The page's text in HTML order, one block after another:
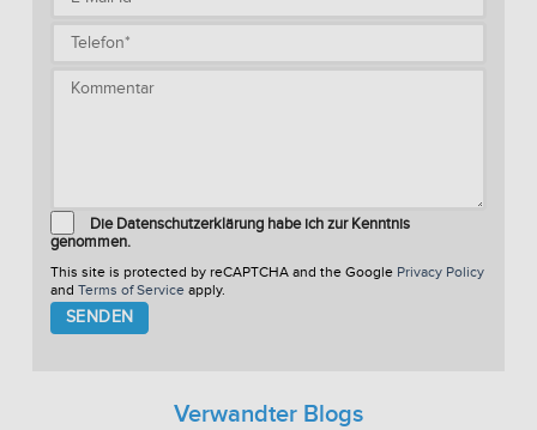
Die Datenschutzerklärung habe ich zur Kenntnis
genommen.
This site is protected by reCAPTCHA and the Google Privacy Policy
and Terms of Service apply.
Please
leave
Verwandter Blogs